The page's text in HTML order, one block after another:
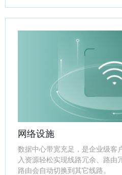
网络设施
数据中心带宽充足，是企业级客
入资源轻松实现线路冗余、路由
路由会自动切换到其它线路。